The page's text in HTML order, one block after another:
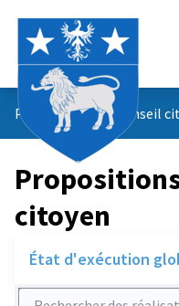
Propositions du conseil
citoyen
État d'exécution
Rechercher des